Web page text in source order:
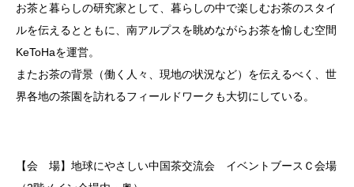
お茶と暮らしの研究家として、暮らしの中で楽しむお茶のスタイ
ルを伝えるとともに、南アルプスを眺めながらお茶を愉しむ空間
KeToHaを運営。
またお茶の背景（働く人々、現地の状況など）を伝えるべく、世
界各地の茶園を訪れるフィールドワークも大切にしている。
【会 場】地球にやさしい中国茶交流会 イベントブースＣ会場